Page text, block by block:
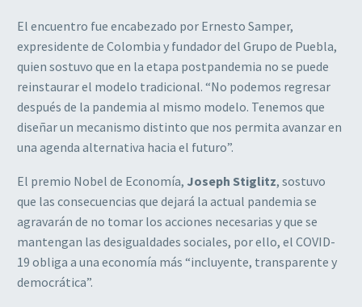
El encuentro fue encabezado por Ernesto Samper,
expresidente de Colombia y fundador del Grupo de Puebla,
quien sostuvo que en la etapa postpandemia no se puede
reinstaurar el modelo tradicional. “No podemos regresar
después de la pandemia al mismo modelo. Tenemos que
diseñar un mecanismo distinto que nos permita avanzar en
una agenda alternativa hacia el futuro”.
El premio Nobel de Economía, Joseph Stiglitz, sostuvo
que las consecuencias que dejará la actual pandemia se
agravarán de no tomar los acciones necesarias y que se
mantengan las desigualdades sociales, por ello, el COVID-
19 obliga a una economía más “incluyente, transparente y
democrática”.